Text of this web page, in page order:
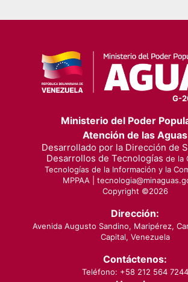
G-
Ministerio del Poder
Atención de las Aguas
Desarrollado por la Dirección de
Desarrollos de Tecnologías de la
Tecnologías de la Información y la
MPPAA |
Copyright ©2026
Dirección:
Avenida Augusto Sandino, Maripérez,
Capital, Venezuela
Contáctenos:
Teléfono: +58 212 564 7244